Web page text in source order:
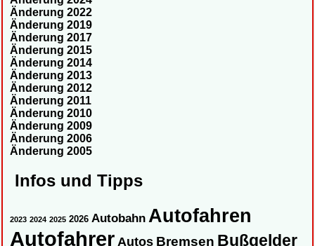
Änderung 2022
Änderung 2019
Änderung 2017
Änderung 2015
Änderung 2014
Änderung 2013
Änderung 2012
Änderung 2011
Änderung 2010
Änderung 2009
Änderung 2006
Änderung 2005
Infos und Tipps
2023 2024 2025 2026 Autobahn Autofahren
AutofahrerAutos Bremsen Bußgelder